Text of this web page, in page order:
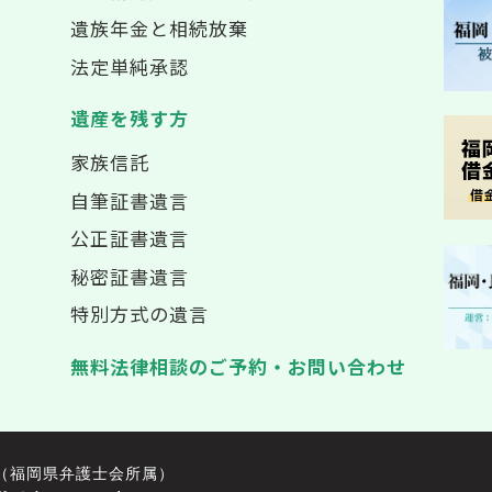
遺族年金と相続放棄
法定単純承認
遺産を残す方
家族信託
自筆証書遺言
公正証書遺言
秘密証書遺言
特別方式の遺言
無料法律相談のご予約・お問い合わせ
岡県弁護士会所属）